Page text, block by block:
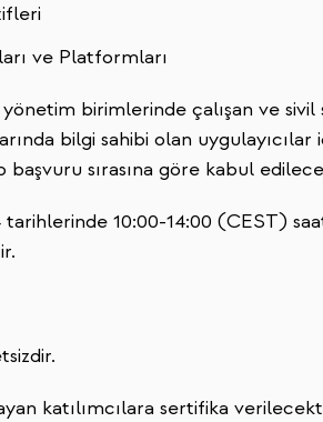
ve Platformları
birimlerinde çalışan ve sivil
bilgi sahibi olan uygulayıcılar
başvuru sırasına göre kabul
10:00-14:00 (CEST)
katılımcılara sertifika